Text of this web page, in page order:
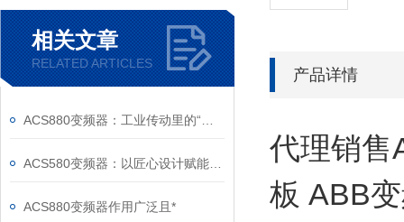
相关文章
RELATED ARTICLES
ACS880变频器作用广泛且*
产品详情
代理销售
板 ABB